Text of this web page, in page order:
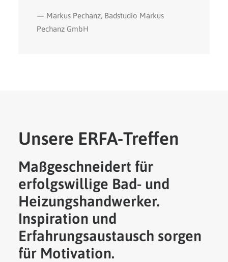
— Markus Pechanz, Badstudio Markus
Pechanz GmbH
Unsere ERFA-Treffen
Maßgeschneidert für
erfolgswillige Bad- und
Heizungshandwerker.
Inspiration und
Erfahrungsaustausch sorgen
für Motivation.